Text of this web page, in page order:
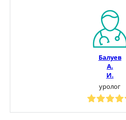
Балуев
А.
И.
уролог